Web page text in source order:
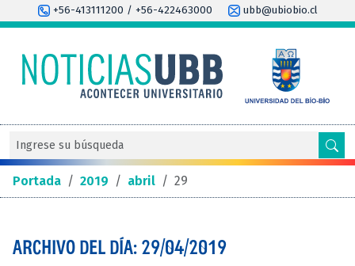
+56-413111200 / +56-422463000 ubb@ubiobio.cl
Portada / 2019 / abril / 29
ARCHIVO DEL DÍA: 29/04/2019